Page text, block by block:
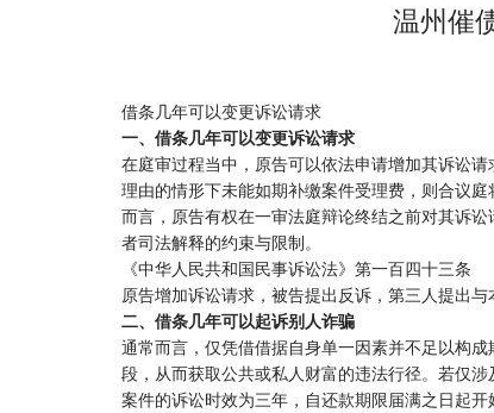
温州催
借条几年可以变更诉讼请求
一、借条几年可以变更诉讼请求
在庭审过程当中，原告可以依法申请增加其诉讼
理由的情形下未能如期补缴案件受理费，则合议
而言，原告有权在一审法庭辩论终结之前对其诉
者司法解释的约束与限制。
《中华人民共和国民事诉讼法》第一百四十三条
原告增加诉讼请求，被告提出反诉，第三人提出与
二、借条几年可以起诉别人诈骗
通常而言，仅凭借借据自身单一因素并不足以构
段，从而获取公共或私人财富的违法行径。若仅
案件的诉讼时效为三年，自还款期限届满之日起